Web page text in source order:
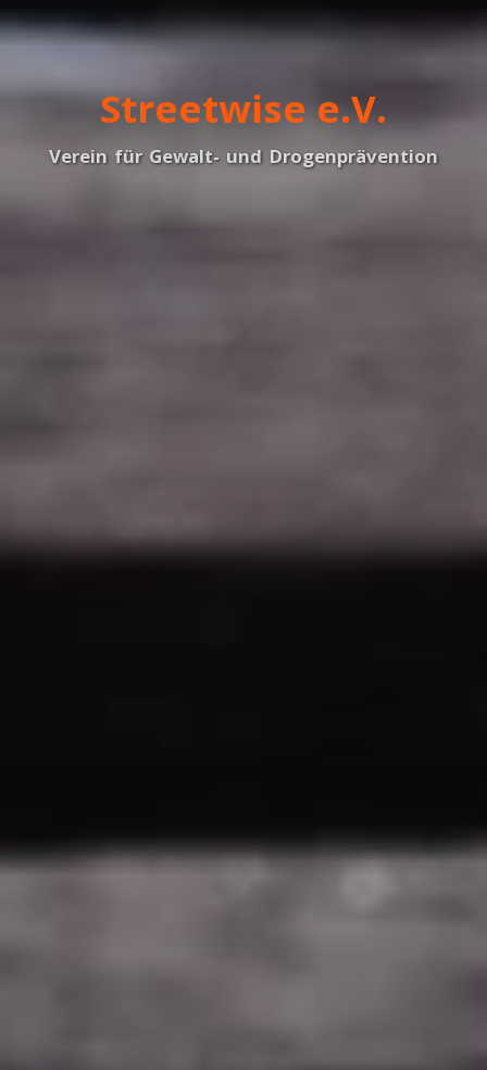
Streetwise e.V.
Verein für Gewalt- und Drogenprävention